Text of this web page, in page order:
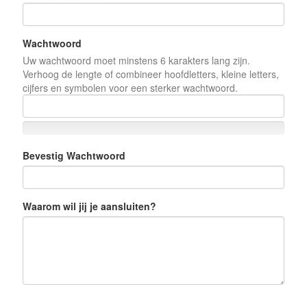
Wachtwoord
Uw wachtwoord moet minstens 6 karakters lang zijn.
Verhoog de lengte of combineer hoofdletters, kleine letters,
cijfers en symbolen voor een sterker wachtwoord.
Bevestig Wachtwoord
Waarom wil jij je aansluiten?